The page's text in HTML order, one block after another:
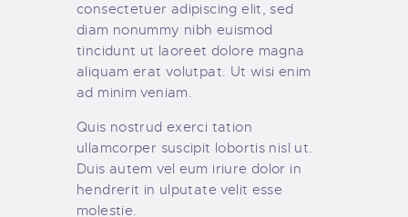
consectetuer adipiscing elit, sed
diam nonummy nibh euismod
tincidunt ut laoreet dolore magna
aliquam erat volutpat. Ut wisi enim
ad minim veniam.
Quis nostrud exerci tation
ullamcorper suscipit lobortis nisl ut.
Duis autem vel eum iriure dolor in
hendrerit in ulputate velit esse
molestie.